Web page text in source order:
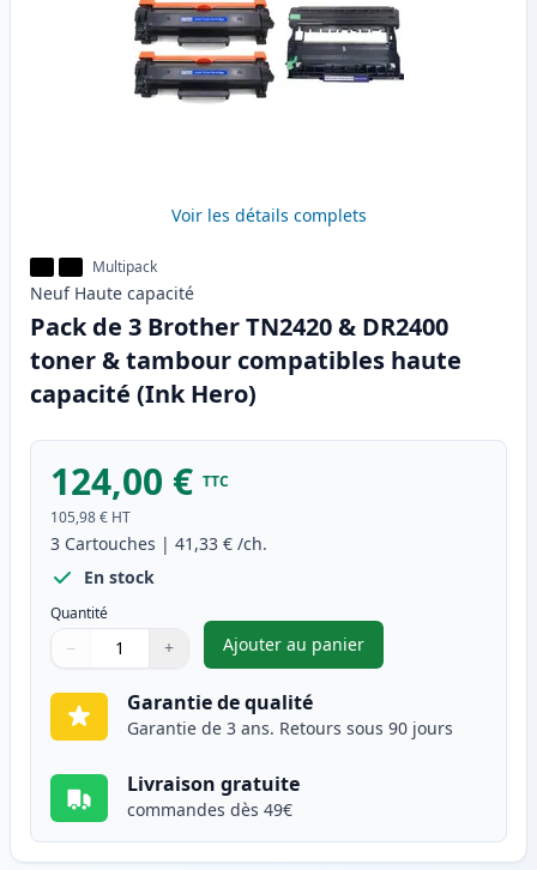
Voir les détails complets
Multipack
Neuf Haute capacité
Pack de 3 Brother TN2420 & DR2400
toner & tambour compatibles haute
capacité (Ink Hero)
124,00 € TTC
105,98 € HT
3 Cartouches | 41,33 € /ch.
En stock
Quantité
Quantité
Utilisez les boutons pour ajuster
− +
Quantité
Ajouter au panier
,Pack de 3 Brother TN2420
Garantie de qualité
Garantie de 3 ans. Retours sous 90 jours
Livraison gratuite
commandes dès 49€